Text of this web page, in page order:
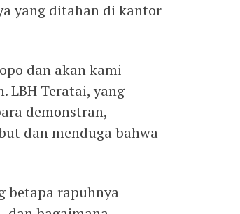
yang ditahan di kantor
dan akan kami
LBH Teratai, yang
demonstran,
dan menduga bahwa
betapa rapuhnya